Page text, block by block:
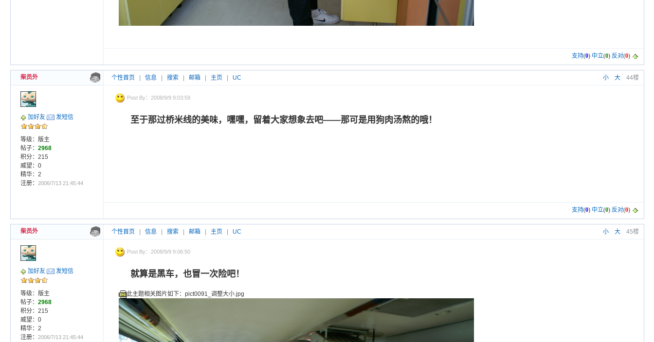
支持(0) 中立(0) 反对(0)
柴员外 小 大 44楼
个性首页 信息 搜索 邮箱 主页 UC
加好友 发短信
等级：版主
帖子： 2968
积分：215
威望：0
精华：2
注册：
2006/7/13 21:45:44
Post By：2008/9/9 9:03:59
至于那过桥米线的美味，嘿嘿，留着大家想象去吧——那可是用狗肉汤熬的哦！
支持(0) 中立(0) 反对(0)
柴员外 小 大 45楼
个性首页 信息 搜索 邮箱 主页 UC
加好友 发短信
等级：版主
帖子： 2968
积分：215
威望：0
精华：2
注册：
2006/7/13 21:45:44
Post By：2008/9/9 9:06:50
就算是黑车，也冒一次险吧！
此主题相关图片如下：pict0091_调整大小.jpg